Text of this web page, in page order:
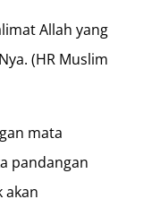
Allah yang
(HR Muslim
mata
pandangan
akan